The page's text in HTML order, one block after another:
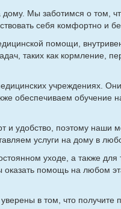
Мы за­бо­тим­ся о том,
се­бя ком­форт­но и
по­мо­щи,
та­ких как корм­ле­ние,
учре­жде­ни­ях. Они
обес­пе­чи­ва­ем обу­че­ние
удоб­ство, по­это­му на­ши
услу­ги на до­му в
ухо­де, а так­же для
по­мощь на лю­бом
в том, что